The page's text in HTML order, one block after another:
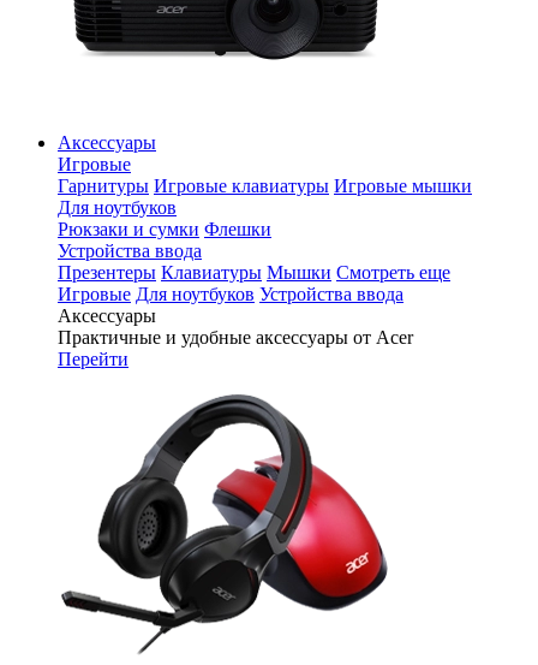
Аксессуары
Игровые
Гарнитуры Игровые клавиатуры Игровые мышки
Для ноутбуков
Рюкзаки и сумки Флешки
Устройства ввода
Презентеры Клавиатуры Мышки Смотреть еще
Игровые Для ноутбуков Устройства ввода
Аксессуары
Практичные и удобные аксессуары от Acer
Перейти